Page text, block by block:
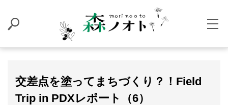
交差点を塗ってまちづくり？！Field
Trip in PDXレポート（6）